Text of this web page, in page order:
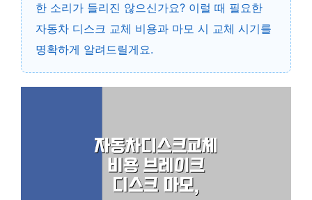
한 소리가 들리진 않으신가요? 이럴 때 필요한
자동차 디스크 교체 비용과 마모 시 교체 시기를
명확하게 알려드릴게요.